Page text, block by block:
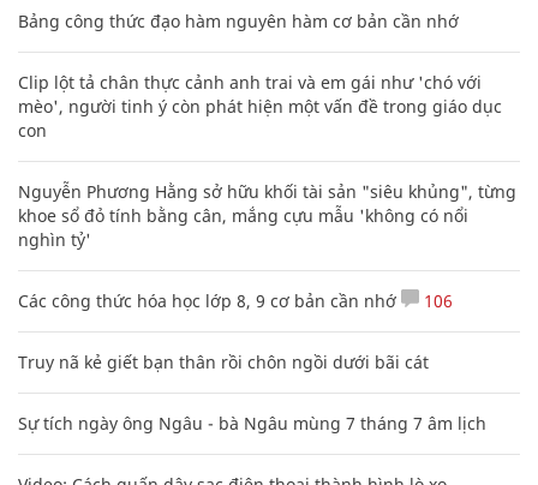
Bảng công thức đạo hàm nguyên hàm cơ bản cần nhớ
Clip lột tả chân thực cảnh anh trai và em gái như 'chó với
mèo', người tinh ý còn phát hiện một vấn đề trong giáo dục
con
Nguyễn Phương Hằng sở hữu khối tài sản "siêu khủng", từng
khoe sổ đỏ tính bằng cân, mắng cựu mẫu 'không có nổi
nghìn tỷ'
Các công thức hóa học lớp 8, 9 cơ bản cần nhớ 106
Truy nã kẻ giết bạn thân rồi chôn ngồi dưới bãi cát
Sự tích ngày ông Ngâu - bà Ngâu mùng 7 tháng 7 âm lịch